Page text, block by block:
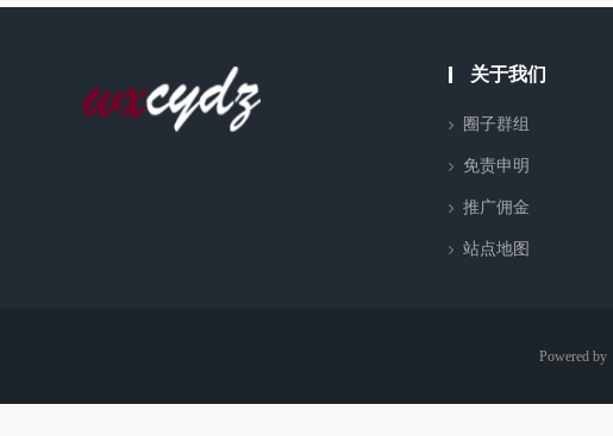
关于我们
圈子群组
免责申明
推广佣金
站点地图
Powered by